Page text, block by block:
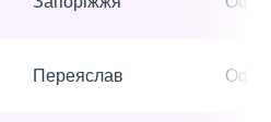
Переяслав